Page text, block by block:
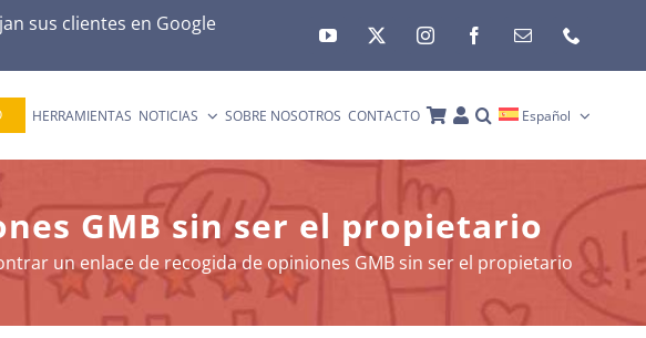
sus clientes en Google
HERRAMIENTAS NOTICIAS SOBRE NOSOTROS CONTACTO Español
GMB sin ser el propietario
un enlace de recogida de opiniones GMB sin ser el propietario